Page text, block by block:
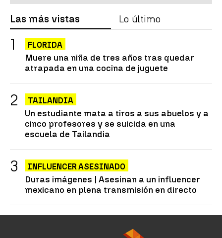
Las más vistas Lo último
FLORIDA
Muere una niña de tres años tras quedar
atrapada en una cocina de juguete
TAILANDIA
Un estudiante mata a tiros a sus abuelos y a
cinco profesores y se suicida en una
escuela de Tailandia
INFLUENCER ASESINADO
Duras imágenes | Asesinan a un influencer
mexicano en plena transmisión en directo